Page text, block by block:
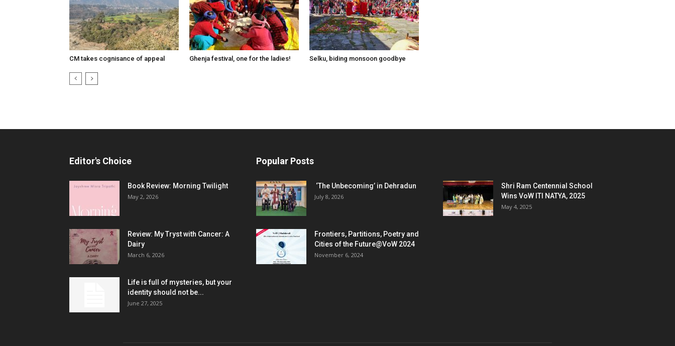
CM takes cognisance of appeal Ghenja festival, one for the ladies! Selku, biding monsoon goodbye
Editor's Choice
Book Review: Morning Twilight
May 2, 2026
Review: My Tryst with Cancer: A
Dairy
March 6, 2026
Life is full of mysteries, but your
identity should not be...
June 27, 2025
Popular Posts
‘The Unbecoming’ in Dehradun
July 8, 2026
Shri Ram Centennial School
Wins VoW ITI NATYA, 2025
May 4, 2025
Frontiers, Partitions, Poetry and
Cities of the Future@VoW 2024
November 6, 2024